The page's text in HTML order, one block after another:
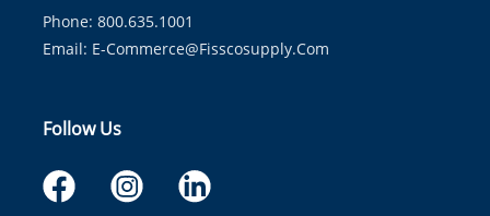
Phone: 800.635.1001
Email: E-Commerce@fisscosupply.com
Follow Us